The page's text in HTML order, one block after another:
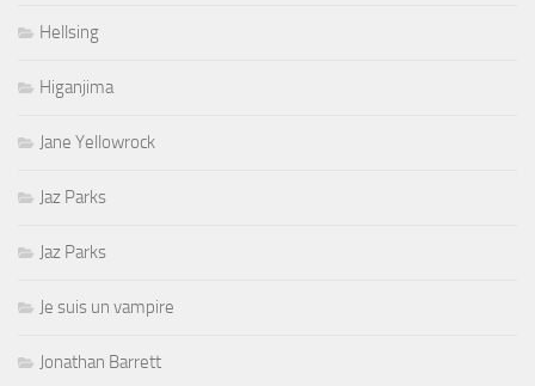
Hellsing
Higanjima
Jane Yellowrock
Jaz Parks
Jaz Parks
Je suis un vampire
Jonathan Barrett